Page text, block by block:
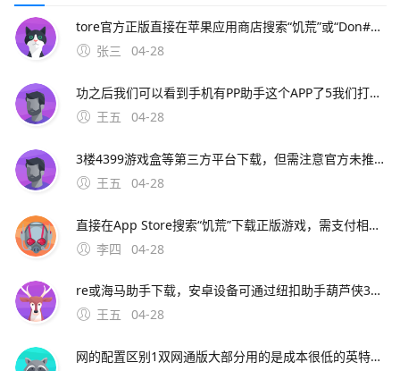
tore官方正版直接在苹果应用商店搜索“饥荒”或“Don#39t Starve”，购买并下载官方正版需付费。4、饥荒手机版下载渠道需根据手机系统区分，苹果用户可通过App Store或第三方助手下载，安卓用户需通过特定平台获取，但需注
张三
04-28
功之后我们可以看到手机有PP助手这个APP了5我们打开PP助手在顶端搜索栏上面搜索饥荒 6 然后我们就可以看到点击我们想要安装的应用软件，会弹出以下提示，确认安装就好7最后我们就等待下载安装完成就可以进去游戏了推荐几种用iphone下载游戏的方法1下载i。3、替代方案可尝试通
王五
04-28
3楼4399游戏盒等第三方平台下载，但需注意官方未推出安卓正版应用，部分渠道可能存在破解版或风险 以下是具体下载方式及注意事项一苹果设备iOS系统下载方法官方渠道App Store 直接打开苹果应用商店App Sto；手机版饥
王五
04-28
直接在App Store搜索“饥荒”下载正版游戏，需支付相应费用海马助手若希望免费获取，可通过海马助手等第三方平台下载，但需注意此类渠道可能存在版本兼容性或安全风险安卓系统下载方式 非官方渠道4399游戏盒提供饥荒手机版下载，但需确认是否为官方版本，部分用户；饥荒
李四
04-28
re或海马助手下载，安卓设备可通过纽扣助手葫芦侠3楼4399游戏盒等第三方平台下载，但需注意官方未推出安卓正版应用，部分渠道可能存在破解版或风险 以下是具体下载方式及注意事项一苹果设备iOS系统下载方法官方渠道
王五
04-28
网的配置区别1双网通版大部分用的是成本很低的英特尔XMM7360的基带，而三网公开版则都是高通MDM9645M的基带，据一些机构测试发现高通版本的iPhone 7的在信号弱的情况下表现要比Intel版本的好很多2。11、14 各地区典型情况分析如下 美版中，Sprint版无锁，V版为